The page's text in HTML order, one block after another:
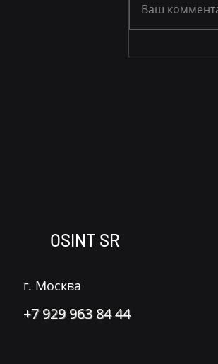
Создаем
Ваш
OSINT SR
г. Москва
+7 929 963 84 44